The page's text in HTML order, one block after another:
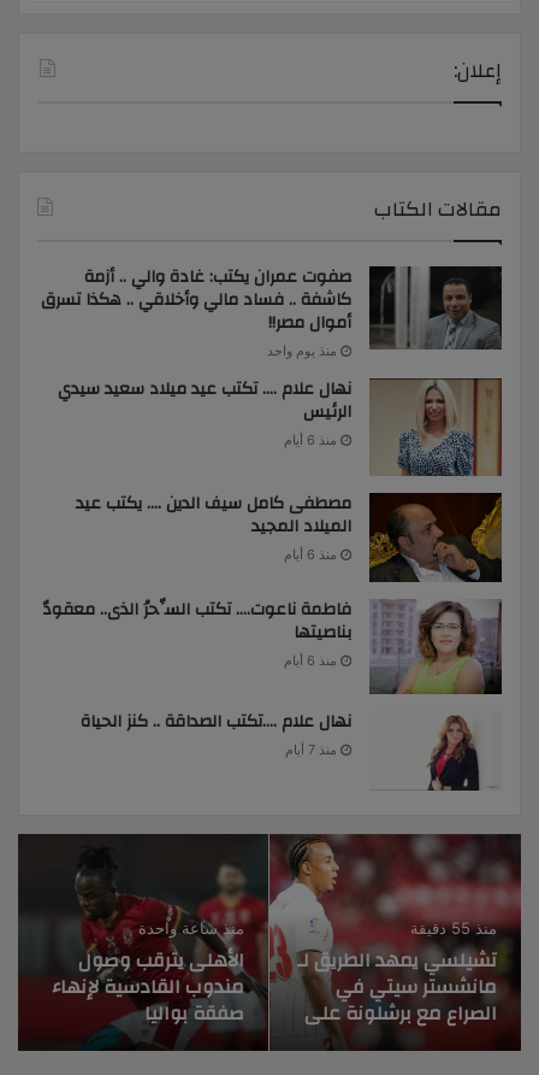
إعلان:
مقالات الكتاب
صفوت عمران يكتب: غادة والي .. أزمة
كاشفة .. فساد مالي وأخلاقي .. هكذا تسرق
أموال مصر!!
منذ يوم واحد
نهال علام …. تكتب عيد ميلاد سعيد سيدي
الرئيس
منذ 6 أيام
مصطفى كامل سيف الدين …. يكتب عيد
الميلاد المجيد
منذ 6 أيام
فاطمة ناعوت…. تكتب السِّحرُ الذى.. معقودٌ
بناصيتها
منذ 6 أيام
نهال علام ….تكتب الصداقة .. كنز الحياة
منذ 7 أيام
منذ 55 دقيقة
تشيلسي يمهد الطريق لـ
مانشستر سيتي في
الصراع مع برشلونة على
صفقة كوندي
منذ ساعة واحدة
الأهلى يترقب وصول
مندوب القادسية لإنهاء
صفقة بواليا